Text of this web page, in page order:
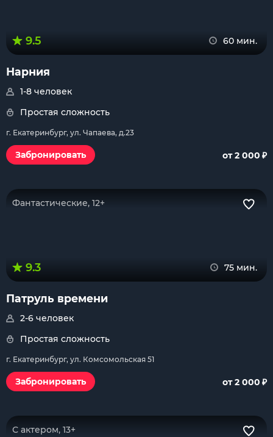
9.5 60 мин.
Нарния
1-8 человек
Простая сложность
г. Екатеринбург, ул. Чапаева, д.23
Забронировать от 2 000 ₽
Фантастические, 12+
9.3 75 мин.
Патруль времени
2-6 человек
Простая сложность
г. Екатеринбург, ул. Комсомольская 51
Забронировать от 2 000 ₽
С актером, 13+